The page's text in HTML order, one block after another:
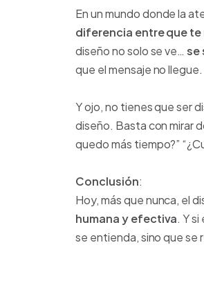
En un mundo donde la
diferencia entre que te
diseño no solo se ve…se
que el mensaje no llegue.
Y ojo, no tienes que ser
diseño. Basta con mirar
quedo más tiempo?”
Conclusión:
Hoy, más que nunca, el
humana y efectiva. Y
se entienda, sino que se